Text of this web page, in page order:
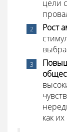
цели
Рост
как